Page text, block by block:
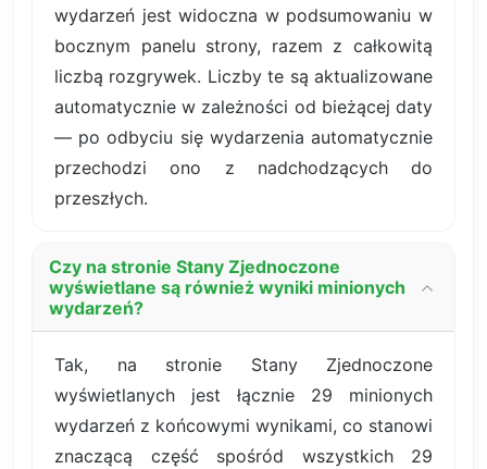
wydarzeń jest widoczna w podsumowaniu w
bocznym panelu strony, razem z całkowitą
liczbą rozgrywek. Liczby te są aktualizowane
automatycznie w zależności od bieżącej daty
— po odbyciu się wydarzenia automatycznie
przechodzi ono z nadchodzących do
przeszłych.
Czy na stronie Stany Zjednoczone
wyświetlane są również wyniki minionych
wydarzeń?
Tak, na stronie Stany Zjednoczone
wyświetlanych jest łącznie 29 minionych
wydarzeń z końcowymi wynikami, co stanowi
znaczącą część spośród wszystkich 29